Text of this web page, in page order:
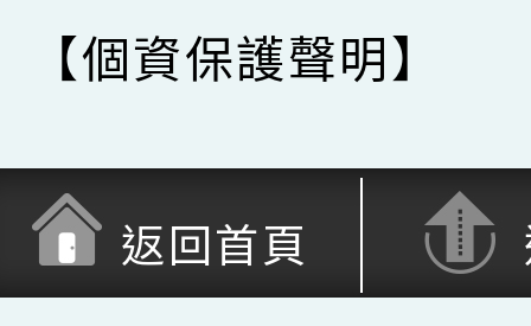
【個資保護聲明】
返回首頁